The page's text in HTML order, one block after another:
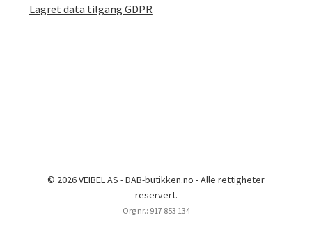
Lagret data tilgang GDPR
© 2026 VEIBEL AS - DAB-butikken.no - Alle rettigheter
reservert.
Org nr.: 917 853 134